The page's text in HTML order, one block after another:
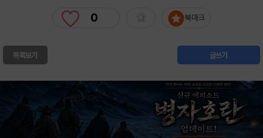
0 북마크
목록보기 글쓰기